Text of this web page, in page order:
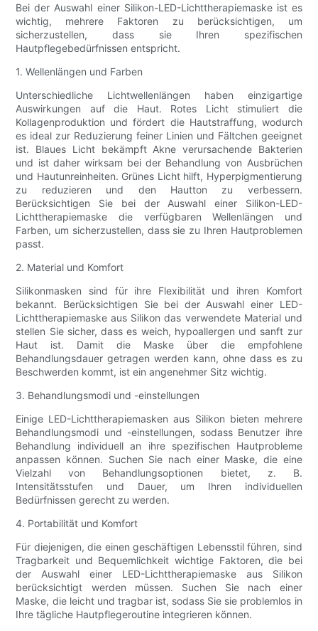
Bei der Auswahl einer Silikon-LED-Lichttherapiemaske ist es
wichtig, mehrere Faktoren zu berücksichtigen, um
sicherzustellen, dass sie Ihren spezifischen
Hautpflegebedürfnissen entspricht.
1. Wellenlängen und Farben
Unterschiedliche Lichtwellenlängen haben einzigartige
Auswirkungen auf die Haut. Rotes Licht stimuliert die
Kollagenproduktion und fördert die Hautstraffung, wodurch
es ideal zur Reduzierung feiner Linien und Fältchen geeignet
ist. Blaues Licht bekämpft Akne verursachende Bakterien
und ist daher wirksam bei der Behandlung von Ausbrüchen
und Hautunreinheiten. Grünes Licht hilft, Hyperpigmentierung
zu reduzieren und den Hautton zu verbessern.
Berücksichtigen Sie bei der Auswahl einer Silikon-LED-
Lichttherapiemaske die verfügbaren Wellenlängen und
Farben, um sicherzustellen, dass sie zu Ihren Hautproblemen
passt.
2. Material und Komfort
Silikonmasken sind für ihre Flexibilität und ihren Komfort
bekannt. Berücksichtigen Sie bei der Auswahl einer LED-
Lichttherapiemaske aus Silikon das verwendete Material und
stellen Sie sicher, dass es weich, hypoallergen und sanft zur
Haut ist. Damit die Maske über die empfohlene
Behandlungsdauer getragen werden kann, ohne dass es zu
Beschwerden kommt, ist ein angenehmer Sitz wichtig.
3. Behandlungsmodi und -einstellungen
Einige LED-Lichttherapiemasken aus Silikon bieten mehrere
Behandlungsmodi und -einstellungen, sodass Benutzer ihre
Behandlung individuell an ihre spezifischen Hautprobleme
anpassen können. Suchen Sie nach einer Maske, die eine
Vielzahl von Behandlungsoptionen bietet, z. B.
Intensitätsstufen und Dauer, um Ihren individuellen
Bedürfnissen gerecht zu werden.
4. Portabilität und Komfort
Für diejenigen, die einen geschäftigen Lebensstil führen, sind
Tragbarkeit und Bequemlichkeit wichtige Faktoren, die bei
der Auswahl einer LED-Lichttherapiemaske aus Silikon
berücksichtigt werden müssen. Suchen Sie nach einer
Maske, die leicht und tragbar ist, sodass Sie sie problemlos in
Ihre tägliche Hautpflegeroutine integrieren können.